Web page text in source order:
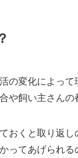
の変化によって
や飼い主さんの
おくと取り返
ってあげられる